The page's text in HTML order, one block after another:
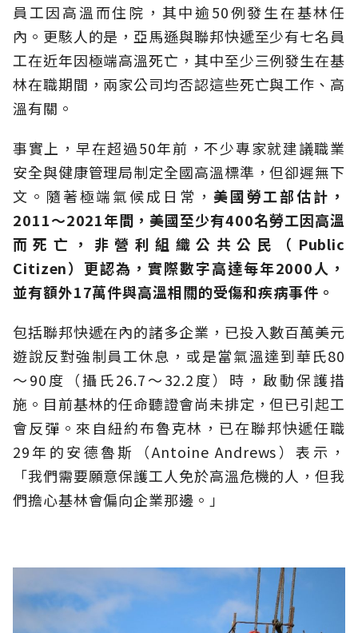
員工因高溫而住院，其中逾50例發生在基林任
內。更駭人的是，亞馬遜與聯邦快遞至少有七名員
工在近年因極端高溫死亡，其中至少三例發生在基
林在職期間，兩家公司均否認這些死亡與工作、高
溫有關。
事實上，早在超過50年前，不少專家就建議職業
安全與健康管理局制定全國高溫標準，但卻遲無下
文。隨著極端氣候成日常， 美國勞工部估計，
2011～2021年間，美國至少有400名勞工因高溫
而死亡，非營利組織公共公民（Public
Citizen）更認為，實際數字高達每年2000人，
並有額外17萬件與高溫相關的受傷和疾病事件。
包括聯邦快遞在內的諸多企業，已投入數百萬美元
遊說反對強制員工休息，或是當氣溫達到華氏80
～90度（攝氏26.7～32.2度）時，啟動保護措
施。目前基林的任命聽證會尚未排定，但已引起工
會反彈。來自紐約布魯克林，已在聯邦快遞任職
29年的安德魯斯（Antoine Andrews）表示，
「我們需要願意保護工人免於高溫危機的人，但我
們擔心基林會偏向企業那邊。」